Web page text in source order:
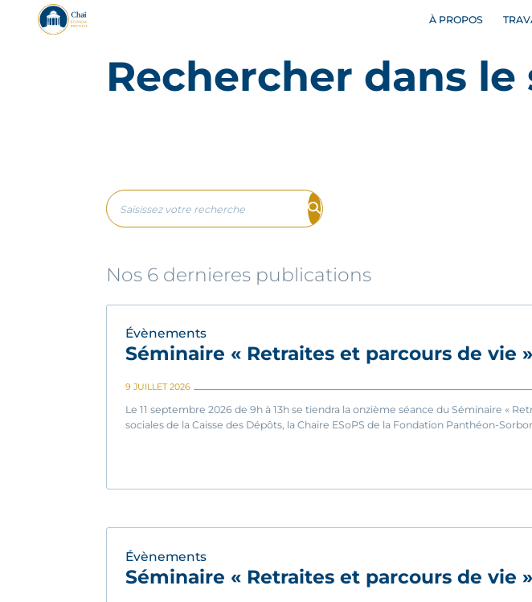
Rechercher dans le
Nos 6 dernieres publications
Évènements
Séminaire « Retraites et parcours de vie
9 JUILLET 2026
Le 11 septembre 2026 de 9h à 13h se tiendra la onzième séance du Séminaire «
sociales de la Caisse des Dépôts, la Chaire ESoPS de la Fondation Panthéon-
Évènements
Séminaire « Retraites et parcours de vie